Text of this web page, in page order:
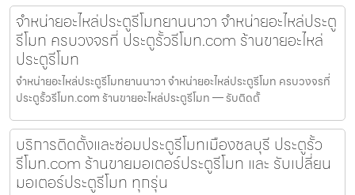
จำหน่ายอะไหล่ประตูรีโมทยานนาวา จำหน่ายอะไหล่ประตู
รีโมท ครบวงจรที่ ประตูรั้วรีโมท.com ร้านขายอะไหล่
ประตูรีโมท
จำหน่ายอะไหล่ประตูรีโมทยานนาวา จำหน่ายอะไหล่ประตูรีโมท ครบวงจรที่
ประตูรั้วรีโมท.com ร้านขายอะไหล่ประตูรีโมท — รับติดตั้
บริการติดตั้งและซ่อมประตูรีโมทเมืองชลบุรี ประตูรั้ว
รีโมท.com ร้านขายมอเตอร์ประตูรีโมท และ รับเปลี่ยน
มอเตอร์ประตูรีโมท ทุกรุ่น